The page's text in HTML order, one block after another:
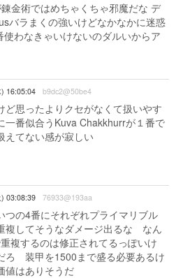
金術ではめちゃくちゃ邪魔だな デ
バラまくの強いけどなかなかに迷惑
わなきゃいけないのダルいからア
16:05:04 b9dc2@50be4
ど思ったよりクセがなくて扱いやす
一番似合うKuva Chakkhurrが１番で
えてない感が寂しい
03:08:39 76933@193aa
つの4番にそれぞれプライマリブル
複してそうなダメージ出るな なん
複するのは修正されてるっぽいけ
ろ 装甲を1500まで盛る必要あるけ
値はありそうだ